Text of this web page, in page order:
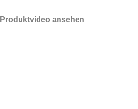
Produktvideo ansehen